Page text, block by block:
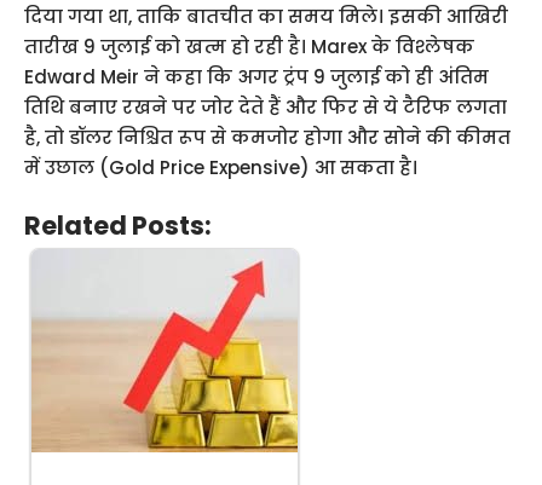
दिया गया था, ताकि बातचीत का समय मिले। इसकी आखिरी
तारीख 9 जुलाई को खत्म हो रही है। Marex के विश्लेषक
Edward Meir ने कहा कि अगर ट्रंप 9 जुलाई को ही अंतिम
तिथि बनाए रखने पर जोर देते हैं और फिर से ये टैरिफ लगता
है, तो डॉलर निश्चित रूप से कमजोर होगा और सोने की कीमत
में उछाल (Gold Price Expensive) आ सकता है।
Related Posts: